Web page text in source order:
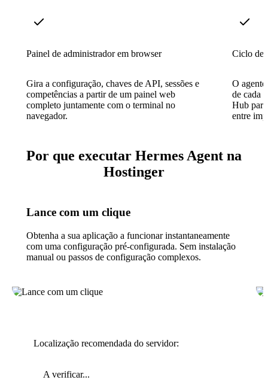
Painel de administrador em browser
Gira a configuração, chaves de API, sessões e
competências a partir de um painel web
completo juntamente com o terminal no
navegador.
Ciclo de
O
de cada
Hub
entre
Por que executar Hermes Agent na
Hostinger
Lance com um clique
Obtenha a sua aplicação a funcionar instantaneamente
com uma configuração pré-configurada. Sem instalação
manual ou passos de configuração complexos.
Localização recomendada do servidor:
A verificar...